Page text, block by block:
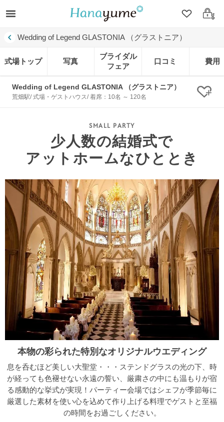
クリップ
ログ
Wedding of Legend GLASTONIA （グラストニア）
式場トップ 写真
ブライダル
フェア
口コミ 費用
Wedding of Legend GLASTONIA （グラストニア）
荒畑駅/ 式場・ゲストハウス/ 着席：10名 ～ 120名 ク
少人数の結婚式で
アットホームなひととき
本物の彩られた特別なオリジナルウエディング
息を呑むほど美しい大聖堂・・・ステンドグラスの光の下、時
が経っても色褪せない永遠の誓い、厳粛さの中にも温もりが宿
る感動的な挙式が実現！パーティー会場ではシェフが季節毎に
厳選した素材を使い心を込めて作り上げる料理でゲストと至福
の時間をお過ごしください。